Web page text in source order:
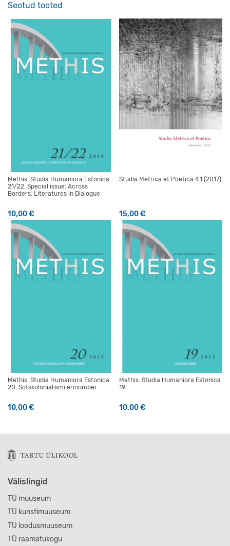
Seotud tooted
Methis. Studia Humaniora Estonica
21/22. Special issue: Across
Borders: Literatures in Dialogue
10,00€
Studia Metrica et Poetica 4.1 (2017)
15,00€
Methis. Studia Humaniora Estonica
20. Sotskolonialismi erinumber
10,00€
Methis. Studia Humaniora Estonica
19
10,00€
Välislingid
TÜ muuseum
TÜ kunstimuuseum
TÜ loodusmuuseum
TÜ raamatukogu